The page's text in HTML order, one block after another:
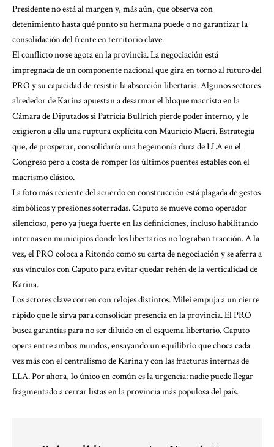
Presidente no está al margen y, más aún, que observa con
detenimiento hasta qué punto su hermana puede o no garantizar la
consolidación del frente en territorio clave.
El conflicto no se agota en la provincia. La negociación está
impregnada de un componente nacional que gira en torno al futuro del
PRO y su capacidad de resistir la absorción libertaria. Algunos sectores
alrededor de Karina apuestan a desarmar el bloque macrista en la
Cámara de Diputados si Patricia Bullrich pierde poder interno, y le
exigieron a ella una ruptura explícita con Mauricio Macri. Estrategia
que, de prosperar, consolidaría una hegemonía dura de LLA en el
Congreso pero a costa de romper los últimos puentes estables con el
macrismo clásico.
La foto más reciente del acuerdo en construcción está plagada de gestos
simbólicos y presiones soterradas. Caputo se mueve como operador
silencioso, pero ya juega fuerte en las definiciones, incluso habilitando
internas en municipios donde los libertarios no lograban tracción. A la
vez, el PRO coloca a Ritondo como su carta de negociación y se aferra a
sus vínculos con Caputo para evitar quedar rehén de la verticalidad de
Karina.
Los actores clave corren con relojes distintos. Milei empuja a un cierre
rápido que le sirva para consolidar presencia en la provincia. El PRO
busca garantías para no ser diluido en el esquema libertario. Caputo
opera entre ambos mundos, ensayando un equilibrio que choca cada
vez más con el centralismo de Karina y con las fracturas internas de
LLA. Por ahora, lo único en común es la urgencia: nadie puede llegar
fragmentado a cerrar listas en la provincia más populosa del país.